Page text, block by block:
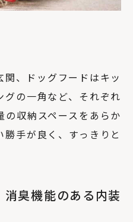
、ドッグフードはキッ
の一角など、それぞれ
収納スペースをあらか
手が良く、すっきりと
臭機能のある内装